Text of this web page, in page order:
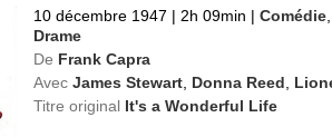
10 décembre 1947 | 2h 09min | Comédie,
Drame
De Frank Capra
Avec James Stewart, Donna Reed
Titre original It's a Wonderful Life